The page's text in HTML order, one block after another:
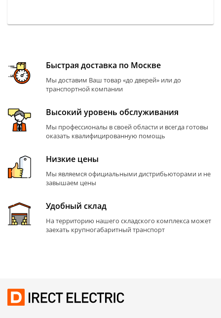
Быстрая доставка по Москве
Мы доставим Ваш товар «до дверей» или до
транспортной компании
Высокий уровень обслуживания
Мы профессионалы в своей области и всегда готовы
оказать квалифицированную помощь
Низкие цены
Мы являемся официальными дистрибьюторами и не
завышаем цены
Удобный склад
На территорию нашего складского комплекса может
заехать крупногабаритный транспорт